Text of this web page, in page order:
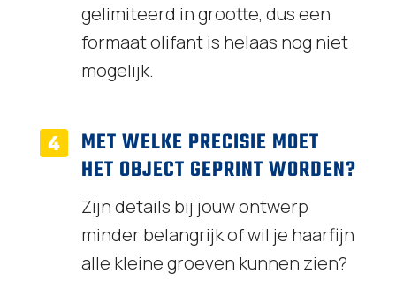
gelimiteerd in grootte, dus een
formaat olifant is helaas nog niet
mogelijk.
MET WELKE PRECISIE MOET
HET OBJECT GEPRINT WORDEN?
Zijn details bij jouw ontwerp
minder belangrijk of wil je haarfijn
alle kleine groeven kunnen zien?